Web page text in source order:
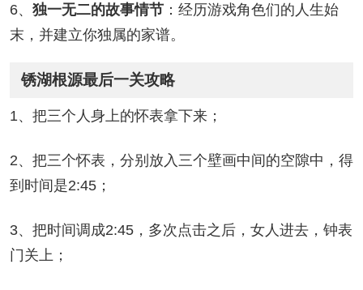
6、 独一无二的故事情节：经历游戏角色们的人生始
末，并建立你独属的家谱。
锈湖根源最后一关攻略
1、把三个人身上的怀表拿下来；
2、把三个怀表，分别放入三个壁画中间的空隙中，得
到时间是2:45；
3、把时间调成2:45，多次点击之后，女人进去，钟表
门关上；